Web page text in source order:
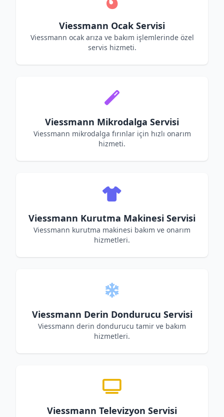
Viessmann Ocak Servisi
Viessmann ocak arıza ve bakım işlemlerinde özel
servis hizmeti.
Viessmann Mikrodalga Servisi
Viessmann mikrodalga fırınlar için hızlı onarım
hizmeti.
Viessmann Kurutma Makinesi Servisi
Viessmann kurutma makinesi bakım ve onarım
hizmetleri.
Viessmann Derin Dondurucu Servisi
Viessmann derin dondurucu tamir ve bakım
hizmetleri.
Viessmann Televizyon Servisi